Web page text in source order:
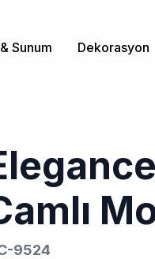
Sunum Dekorasyon
9524